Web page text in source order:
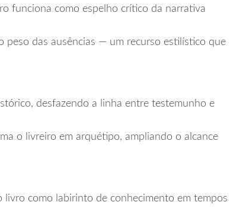
funciona como espelho crítico da narrativa
peso das ausências — um recurso estilístico que
desfazendo a linha entre testemunho e
o livreiro em arquétipo, ampliando o alcance
livro como labirinto de conhecimento em tempos